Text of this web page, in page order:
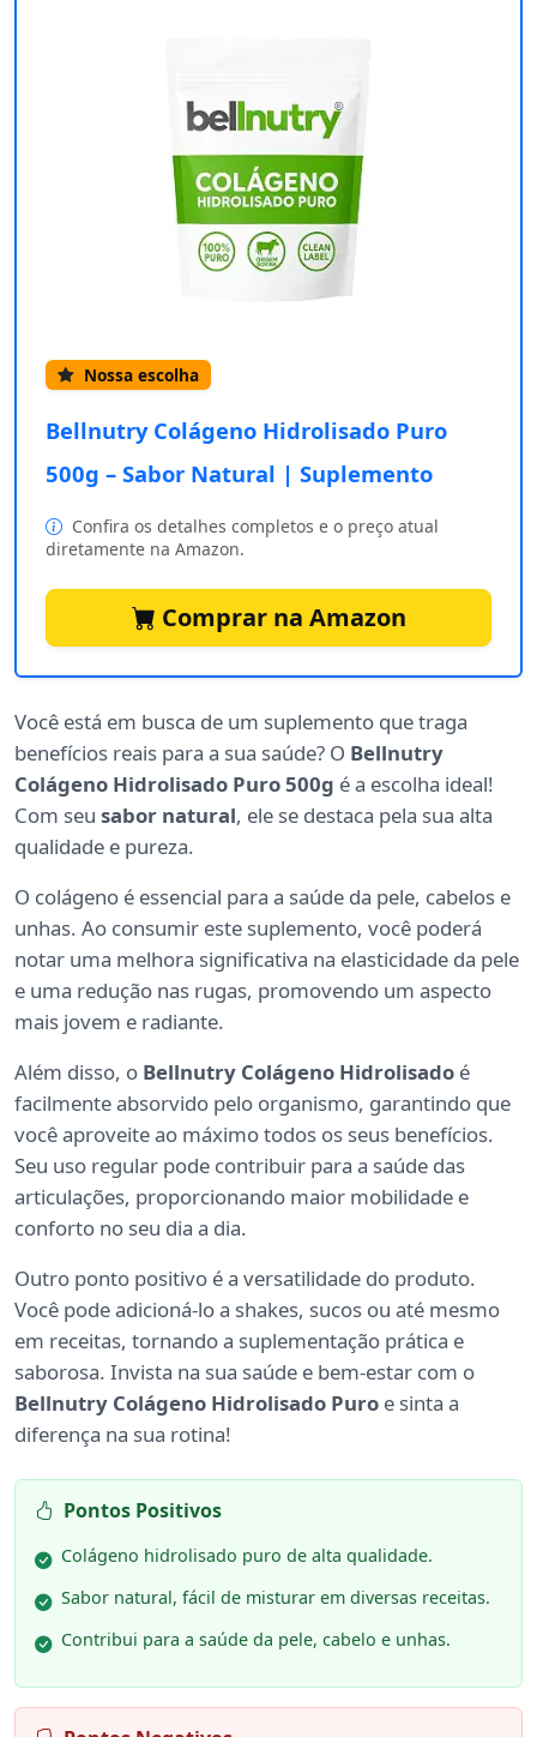
Nossa escolha
Bellnutry Colágeno Hidrolisado Puro
500g – Sabor Natural | Suplemento
Confira os detalhes completos e o preço atual
diretamente na Amazon.
Comprar na Amazon
Você está em busca de um suplemento que traga
benefícios reais para a sua saúde? O Bellnutry
Colágeno Hidrolisado Puro 500g é a escolha ideal!
Com seu sabor natural, ele se destaca pela sua alta
qualidade e pureza.
O colágeno é essencial para a saúde da pele, cabelos e
unhas. Ao consumir este suplemento, você poderá
notar uma melhora significativa na elasticidade da pele
e uma redução nas rugas, promovendo um aspecto
mais jovem e radiante.
Além disso, o Bellnutry Colágeno Hidrolisado é
facilmente absorvido pelo organismo, garantindo que
você aproveite ao máximo todos os seus benefícios.
Seu uso regular pode contribuir para a saúde das
articulações, proporcionando maior mobilidade e
conforto no seu dia a dia.
Outro ponto positivo é a versatilidade do produto.
Você pode adicioná-lo a shakes, sucos ou até mesmo
em receitas, tornando a suplementação prática e
saborosa. Invista na sua saúde e bem-estar com o
Bellnutry Colágeno Hidrolisado Puro e sinta a
diferença na sua rotina!
Pontos Positivos
Colágeno hidrolisado puro de alta qualidade.
Sabor natural, fácil de misturar em diversas receitas.
Contribui para a saúde da pele, cabelo e unhas.